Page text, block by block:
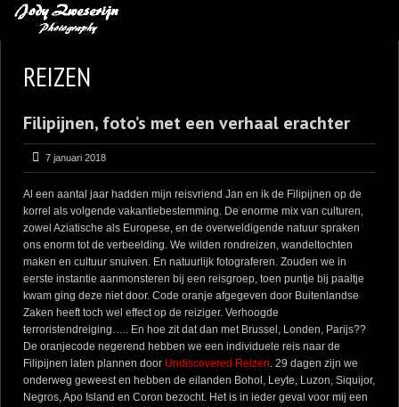
BLOG
LEREN VAN KUNST
BENCE MATE FOTOHUTTEN
OVER MIJ
CONTACT
REIZEN
Filipijnen, foto’s met een verhaal erachter
7 januari 2018
Al een aantal jaar hadden mijn reisvriend Jan en ik de Filipijnen op de
korrel als volgende vakantiebestemming. De enorme mix van culturen,
zowel Aziatische als Europese, en de overweldigende natuur spraken
ons enorm tot de verbeelding. We wilden rondreizen, wandeltochten
maken en cultuur snuiven. En natuurlijk fotograferen. Zouden we in
eerste instantie aanmonsteren bij een reisgroep, toen puntje bij paaltje
kwam ging deze niet door. Code oranje afgegeven door Buitenlandse
Zaken heeft toch wel effect op de reiziger. Verhoogde
terroristendreiging….. En hoe zit dat dan met Brussel, Londen, Parijs??
De oranjecode negerend hebben we een individuele reis naar de
Filipijnen laten plannen door Undiscovered Reizen. 29 dagen zijn we
onderweg geweest en hebben de eilanden Bohol, Leyte, Luzon, Siquijor,
Negros, Apo Island en Coron bezocht. Het is in ieder geval voor mij een